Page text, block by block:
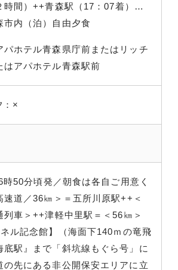
時間 ）++青森駅（17：07着）…
内（泊）自由夕食
パホテル青森県庁前またはリッチ
はアパホテル青森駅前
：×
50分頃発／朝食は各自ご用意く
速道／36㎞ ＞＝五所川原駅++＜
列車 ＞++津軽中里駅＝＜56㎞＞
ル記念館】（海面下140ｍの竜飛
底駅』まで「斜坑線もぐら号」に
の先にある非公開保安エリアに立